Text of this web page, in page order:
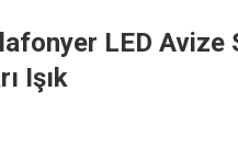
LED Avize
Işık